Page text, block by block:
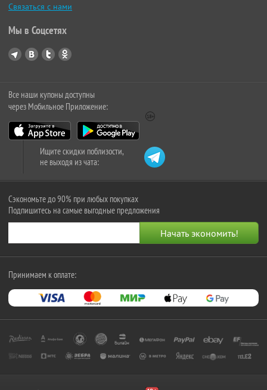
Связаться с нами
Мы в Соцсетях
Все наши купоны доступны
через Мобильное Приложение:
Ищите скидки поблизости,
не выходя из чата:
Сэкономьте до 90% при любых покупках
Подпишитесь на самые выгодные предложения
Принимаем к оплате: